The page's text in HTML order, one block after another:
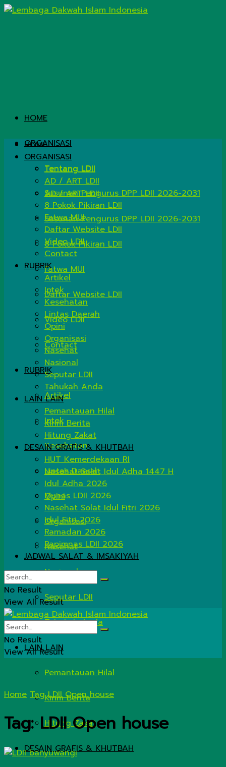
HOME
ORGANISASI
Tentang LDII
AD / ART LDII
Susunan Pengurus DPP LDII 2026-2031
8 Pokok Pikiran LDII
Fatwa MUI
Daftar Website LDII
Video LDII
Contact
RUBRIK
Artikel
Iptek
Kesehatan
Lintas Daerah
Opini
Organisasi
Nasehat
Nasional
Seputar LDII
Tahukah Anda
LAIN LAIN
Pemantauan Hilal
Kirim Berita
Hitung Zakat
DESAIN GRAFIS & KHUTBAH
HOME
ORGANISASI
Tentang LDII
AD / ART LDII
Susunan Pengurus DPP LDII 2026-2031
8 Pokok Pikiran LDII
Fatwa MUI
Daftar Website LDII
Video LDII
Contact
RUBRIK
Artikel
Iptek
Kesehatan
Lintas Daerah
Opini
Organisasi
Nasehat
Nasional
Seputar LDII
Tahukah Anda
LAIN LAIN
Pemantauan Hilal
Kirim Berita
Hitung Zakat
DESAIN GRAFIS & KHUTBAH
HUT Kemerdekaan RI
Nasehat Salat Idul Adha 1447 H
Idul Adha 2026
Munas LDII 2026
Nasehat Solat Idul Fitri 2026
Idul Fitri 2026
Ramadan 2026
Rapimnas LDII 2026
JADWAL SALAT & IMSAKIYAH
No Result
View All Result
No Result
View All Result
Home Tag LDII Open house
Tag:LDII Open house